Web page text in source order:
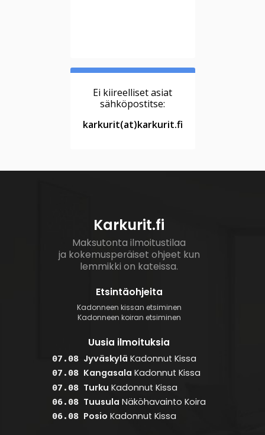
Ei kiireelliset asiat
sähköpostitse:
karkurit(at)karkurit.fi
Karkurit.fi
Maksutonta ilmoitustilaa
ja kokemusperäiset ohjeet kun
lemmikki on kateissa.
Etsintäohjeita
Kadonneen kissan etsiminen
Kadonneen koiran etsiminen
Uusia ilmoituksia
07.08 Jyväskylä Kadonnut Kissa
07.08 Kangasala Kadonnut Kissa
07.08 Turku Kadonnut Kissa
06.08 Tuusula Näköhavainto Koira
06.08 Posio Kadonnut Kissa